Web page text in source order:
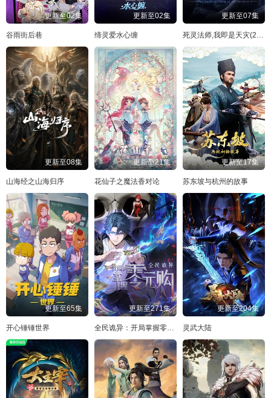
更新至02集
谷雨街后巷
更新至02集
缔灵爱水心缠
更新至07集
更新至08集
山海经之山海归序
更新至21集
花仙子之魔法香对论
更新至17集
苏东坡与杭州的故事
更新至65集
开心锤锤世界
更新至271集
全民诡异：开局掌握零元购·动态漫画
更新至204集
灵武大陆